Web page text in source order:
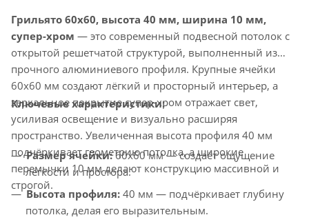
Грильято 60x60, высота 40 мм, ширина 10 мм,
супер-хром — это современный подвесной потолок с
открытой решетчатой структурой, выполненный из
прочного алюминиевого профиля. Крупные ячейки
60x60 мм создают лёгкий и просторный интерьер, а
зеркальное покрытие супер-хром отражает свет,
усиливая освещение и визуально расширяя
пространство. Увеличенная высота профиля 40 мм
подчёркивает геометрию потолка, а широкие
перемычки 10 мм делают конструкцию массивной и
строгой.
Ключевые характеристики:
Размер ячейки:60x60 мм — создаёт ощущение
лёгкости и простора.
Высота профиля: 40 мм — подчёркивает глубину
потолка, делая его выразительным.